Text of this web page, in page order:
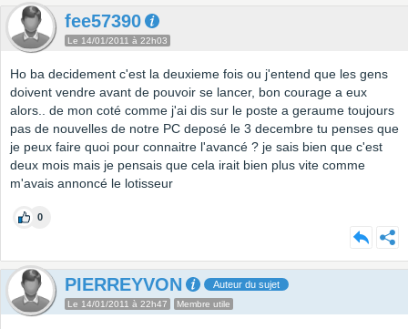
fee57390
Le 14/01/2011 à 22h03
Ho ba decidement c'est la deuxieme fois ou j'entend que les gens
doivent vendre avant de pouvoir se lancer, bon courage a eux
alors.. de mon coté comme j'ai dis sur le poste a geraume toujours
pas de nouvelles de notre PC deposé le 3 decembre tu penses que
je peux faire quoi pour connaitre l'avancé ? je sais bien que c'est
deux mois mais je pensais que cela irait bien plus vite comme
m'avais annoncé le lotisseur
0
PIERREYVON Auteur du sujet
Le 14/01/2011 à 22h47 Membre utile